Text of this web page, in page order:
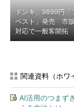
ドンキ、9899円「
ベスト」発売 市
対応で一般客開拓
関連資料（ホワ
AI活用のつまず